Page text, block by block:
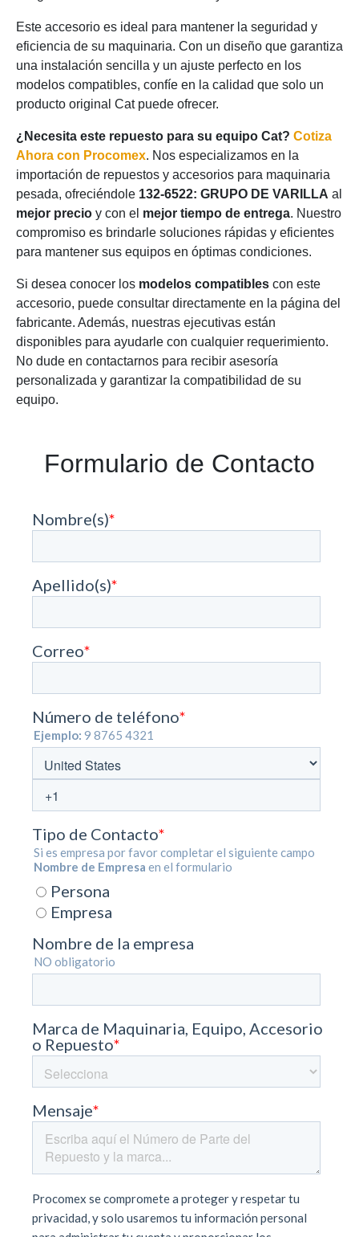
Este accesorio es ideal para mantener la seguridad y
eficiencia de su maquinaria. Con un diseño que garantiza
una instalación sencilla y un ajuste perfecto en los
modelos compatibles, confíe en la calidad que solo un
producto original Cat puede ofrecer.
¿Necesita este repuesto para su equipo Cat? Cotiza
Ahora con Procomex. Nos especializamos en la
importación de repuestos y accesorios para maquinaria
pesada, ofreciéndole 132-6522: GRUPO DE VARILLA al
mejor precio y con el mejor tiempo de entrega. Nuestro
compromiso es brindarle soluciones rápidas y eficientes
para mantener sus equipos en óptimas condiciones.
Si desea conocer los modelos compatibles con este
accesorio, puede consultar directamente en la página del
fabricante. Además, nuestras ejecutivas están
disponibles para ayudarle con cualquier requerimiento.
No dude en contactarnos para recibir asesoría
personalizada y garantizar la compatibilidad de su
equipo.
Formulario de Contacto